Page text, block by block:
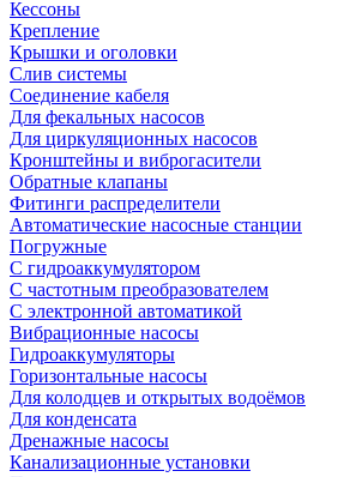
Кессоны
Крепление
Крышки и оголовки
Слив системы
Соединение кабеля
Для фекальных насосов
Для циркуляционных насосов
Кронштейны и виброгасители
Обратные клапаны
Фитинги распределители
Автоматические насосные станции
Погружные
С гидроаккумулятором
С частотным преобразователем
С электронной автоматикой
Вибрационные насосы
Гидроаккумуляторы
Горизонтальные насосы
Для колодцев и открытых водоёмов
Для конденсата
Дренажные насосы
Канализационные установки